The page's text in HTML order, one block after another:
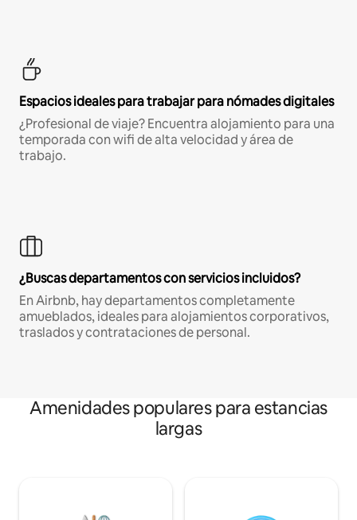
Espacios ideales para trabajar para nómades digitales
¿Profesional de viaje? Encuentra alojamiento para una
temporada con wifi de alta velocidad y área de
trabajo.
¿Buscas departamentos con servicios incluidos?
En Airbnb, hay departamentos completamente
amueblados, ideales para alojamientos corporativos,
traslados y contrataciones de personal.
Amenidades populares para estancias
largas